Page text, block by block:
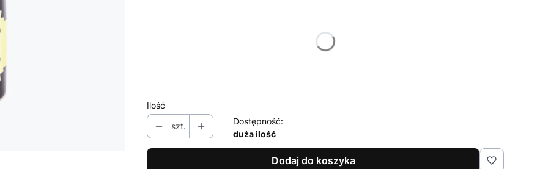
Ilość
szt.
Dostępność:
duża ilość
Dodaj do koszyka